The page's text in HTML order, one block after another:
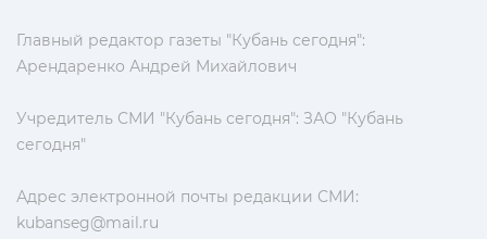
Главный редактор газеты "Кубань сегодня":
Арендаренко Андрей Михайлович
Учредитель СМИ "Кубань сегодня": ЗАО "Кубань
сегодня"
Адрес электронной почты редакции СМИ:
kubanseg@mail.ru